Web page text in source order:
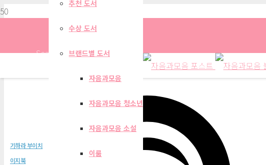
Search
추천 도서
수상 도서
브랜드별 도서
자음과모음
자음과모음 청소년
자음과모음 소설
이룸
요약 세계문학전집 2
기하라 부이치
이지북